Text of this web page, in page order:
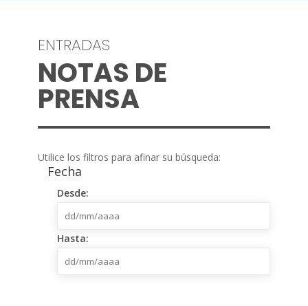
ENTRADAS
NOTAS DE
PRENSA
Utilice los filtros para afinar su búsqueda:
Fecha
Desde:dd/mm/aaaa
Hasta:dd/mm/aaaa